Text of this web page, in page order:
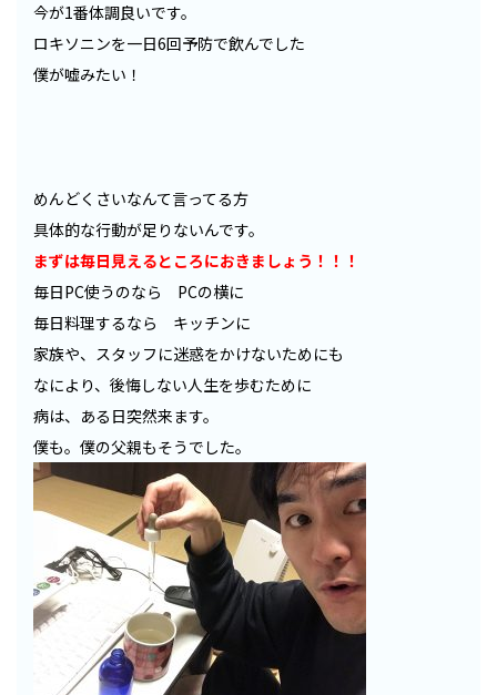
今が1番体調良いです。
ロキソニンを一日6回予防で飲んでした
僕が嘘みたい！
めんどくさいなんて言ってる方
具体的な行動が足りないんです。
まずは毎日見えるところにおきましょう！！！
毎日PC使うのなら PCの横に
毎日料理するなら キッチンに
家族や、スタッフに迷惑をかけないためにも
なにより、後悔しない人生を歩むために
病は、ある日突然来ます。
僕も。僕の父親もそうでした。